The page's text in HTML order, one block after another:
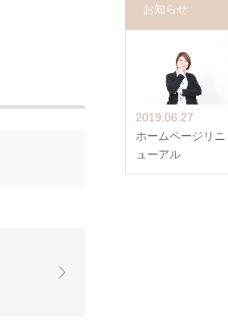
お知らせ
2019.06.27
ホームページリニ
ューアル